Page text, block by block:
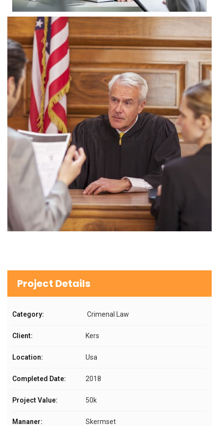
Project Details
Category: Crimenal Law
Client: Kers
Location: Usa
Completed Date: 2018
Project Value: 50k
Mananer: Skermset